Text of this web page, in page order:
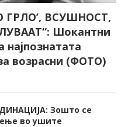
ГРЛО’, ВСУШНОСТ,
Шокантни
возрасни (ФОТО)
Зошто се
во ушите